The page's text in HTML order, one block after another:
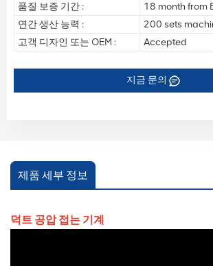
품질 보증 기간 :
18 month from
연간 생산 능력 :
200 sets
고객 디자인 또는 OEM :
Accepted
지금 문의
제품 세부 정보
덕트 공압 접는 기계